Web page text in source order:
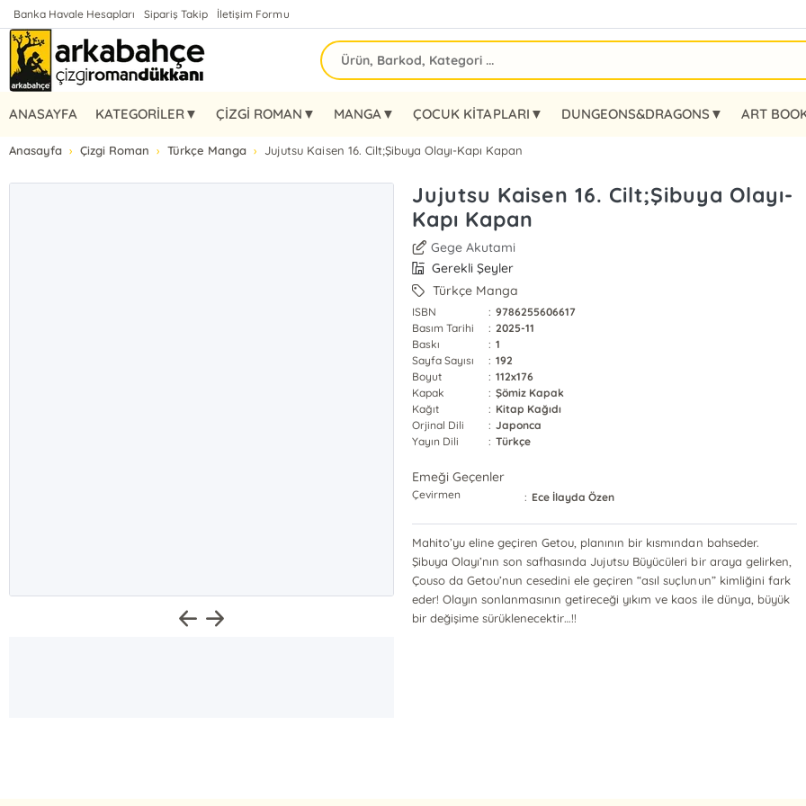
Banka Havale Hesapları Sipariş Takip İletişim Formu
ANASAYFA KATEGORİLER▼ ÇİZGİ ROMAN▼ MANGA▼ ÇOCUK KİTAPLARI▼ DUNGEONS&DRAGONS▼ ART
Anasayfa Çizgi Roman Türkçe Manga Jujutsu Kaisen 16. Cilt;Şibuya Olayı-Kapı Kapan
Jujutsu Kaisen 16. Cilt;Şibuya Olayı-
Kapı Kapan
Gege Akutami
Gerekli Şeyler
Türkçe Manga
ISBN : 9786255606617
Basım Tarihi
: 2025-11
Baskı
: 1
Sayfa Sayısı
: 192
Boyut
: 112x176
Kapak
: Şömiz Kapak
Kağıt
: Kitap Kağıdı
Orjinal Dili
: Japonca
Yayın Dili
: Türkçe
Emeği Geçenler
Çevirmen : Ece İlayda Özen
Mahito’yu eline geçiren Getou, planının bir kısmından bahseder.
Şibuya Olayı’nın son safhasında Jujutsu Büyücüleri bir araya gelirken,
Çouso da Getou’nun cesedini ele geçiren “asıl suçlunun” kimliğini fark
eder! Olayın sonlanmasının getireceği yıkım ve kaos ile dünya, büyük
bir değişime sürüklenecektir…!!